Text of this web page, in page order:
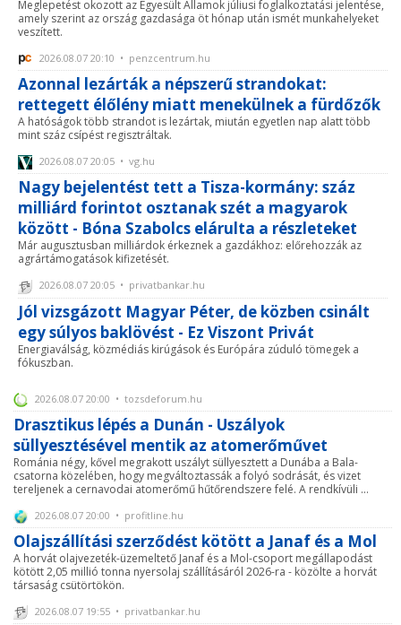
Meglepetést okozott az Egyesült Államok júliusi foglalkoztatási jelentése,
amely szerint az ország gazdasága öt hónap után ismét munkahelyeket
veszített.
2026.08.07 20:10 • penzcentrum.hu
Azonnal lezárták a népszerű strandokat:
rettegett élőlény miatt menekülnek a fürdőzők
A hatóságok több strandot is lezártak, miután egyetlen nap alatt több
mint száz csípést regisztráltak.
2026.08.07 20:05 • vg.hu
Nagy bejelentést tett a Tisza-kormány: száz
milliárd forintot osztanak szét a magyarok
között - Bóna Szabolcs elárulta a részleteket
Már augusztusban milliárdok érkeznek a gazdákhoz: előrehozzák az
agrártámogatások kifizetését.
2026.08.07 20:05 • privatbankar.hu
Jól vizsgázott Magyar Péter, de közben csinált
egy súlyos baklövést - Ez Viszont Privát
Energiaválság, közmédiás kirúgások és Európára zúduló tömegek a
fókuszban.
2026.08.07 20:00 • tozsdeforum.hu
Drasztikus lépés a Dunán - Uszályok
süllyesztésével mentik az atomerőművet
Románia négy, kővel megrakott uszályt süllyesztett a Dunába a Bala-
csatorna közelében, hogy megváltoztassák a folyó sodrását, és vizet
tereljenek a cernavodai atomerőmű hűtőrendszere felé. A rendkívüli ...
2026.08.07 20:00 • profitline.hu
Olajszállítási szerződést kötött a Janaf és a Mol
A horvát olajvezeték-üzemeltető Janaf és a Mol-csoport megállapodást
kötött 2,05 millió tonna nyersolaj szállításáról 2026-ra - közölte a horvát
társaság csütörtökön.
2026.08.07 19:55 • privatbankar.hu